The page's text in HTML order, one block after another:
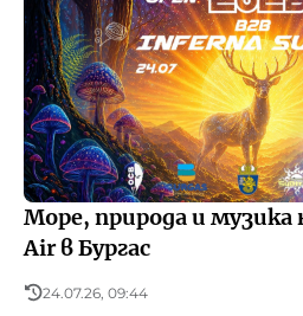
Море, природа и музика
Air в Бургас
24.07.26, 09:44